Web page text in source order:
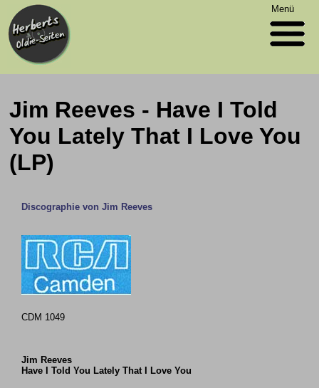
Menü
Jim Reeves - Have I Told
You Lately That I Love You
(LP)
Discographie von Jim Reeves
CDM 1049
Jim Reeves
Have I Told You Lately That I Love You